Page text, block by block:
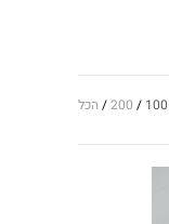
100
200 הכל